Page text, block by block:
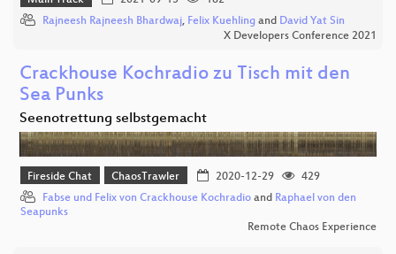
Rajneesh Rajneesh Bhardwaj, Felix Kuehling and David Yat Sin
X Developers Conference 2021
Crackhouse Kochradio zu Tisch mit den
Sea Punks
Seenotrettung selbstgemacht
Fireside Chat ChaosTrawler 2020-12-29
429
Fabse und Felix von Crackhouse Kochradio and Raphael von den
Seapunks
Remote Chaos Experience